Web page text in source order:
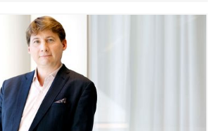
EU:n välisellä tullisopimuksella olisi
Suomen talouteen ja